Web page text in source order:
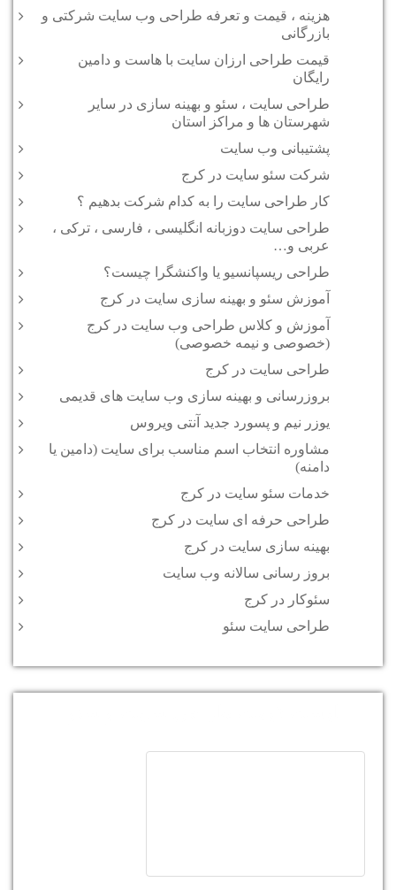
هزینه ، قیمت و تعرفه طراحی وب سایت شرکتی و
بازرگانی
قیمت طراحی ارزان سایت با هاست و دامین
رایگان
طراحی سایت ، سئو و بهینه سازی در سایر
شهرستان ها و مراکز استان
پشتیبانی وب سایت
شرکت سئو سایت در کرج
کار طراحی سایت را به کدام شرکت بدهیم ؟
طراحی سایت دوزبانه انگلیسی ، فارسی ، ترکی ،
عربی و…
طراحی ریسپانسیو یا واکنشگرا چیست؟
آموزش سئو و بهینه سازی سایت در کرج
آموزش و کلاس طراحی وب سایت در کرج
(خصوصی و نیمه خصوصی)
طراحی سایت در کرج
بروزرسانی و بهینه سازی وب سایت های قدیمی
یوزر نیم و پسورد جدید آنتی ویروس
مشاوره انتخاب اسم مناسب برای سایت (دامین یا
دامنه)
خدمات سئو سایت در کرج
طراحی حرفه ای سایت در کرج
بهینه سازی سایت در کرج
بروز رسانی سالانه وب سایت
سئوکار در کرج
طراحی سایت سئو